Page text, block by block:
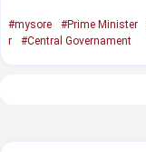
#mysore #Prime Minister
r
#Central Governament